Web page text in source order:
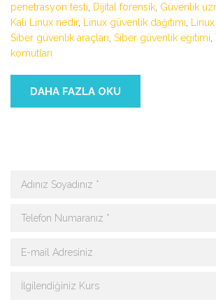
penetrasyon testi
Dijital forensik Güvenlik
Kali Linux nedir, Linux güvenlik dağıtımı
Siber güvenlik araçları Siber güvenlik eğitimi
komutları
DAHA FAZLA OKU